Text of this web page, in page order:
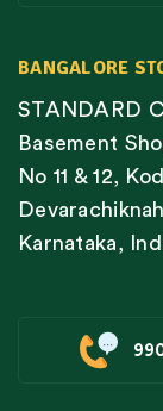
BANGALORE
STANDARD
Basement
No 11 & 12,
Karnataka,